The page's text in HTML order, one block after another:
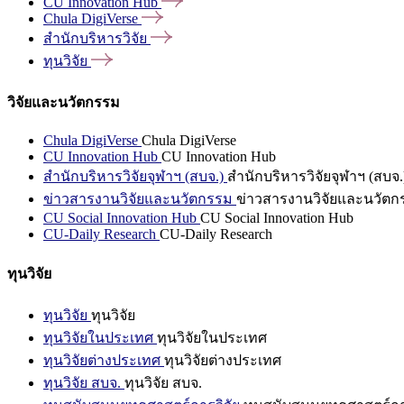
Chula DigiVerse
สำนักบริหารวิจัย
ทุนวิจัย
วิจัยและนวัตกรรม
Chula DigiVerse Chula DigiVerse
CU Innovation Hub CU Innovation Hub
สำนักบริหารวิจัยจุฬาฯ (สบจ.) สำนักบริหารวิจัยจุฬาฯ (สบจ
ข่าวสารงานวิจัยและนวัตกรรม ข่าวสารงานวิจัยและนวัตก
CU Social Innovation Hub CU Social Innovation Hub
CU-Daily Research CU-Daily Research
ทุนวิจัย
ทุนวิจัย ทุนวิจัย
ทุนวิจัยในประเทศ ทุนวิจัยในประเทศ
ทุนวิจัยต่างประเทศ ทุนวิจัยต่างประเทศ
ทุนวิจัย สบจ. ทุนวิจัย สบจ.